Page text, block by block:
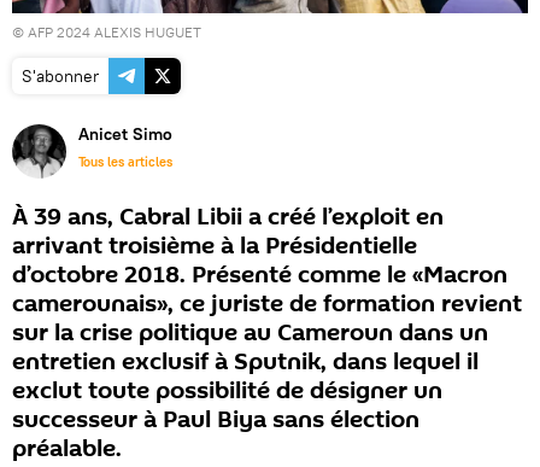
© AFP 2024 ALEXIS HUGUET
S'abonner
Anicet Simo
Tous les articles
À 39 ans, Cabral Libii a créé l’exploit en
arrivant troisième à la Présidentielle
d’octobre 2018. Présenté comme le «Macron
camerounais», ce juriste de formation revient
sur la crise politique au Cameroun dans un
entretien exclusif à Sputnik, dans lequel il
exclut toute possibilité de désigner un
successeur à Paul Biya sans élection
préalable.